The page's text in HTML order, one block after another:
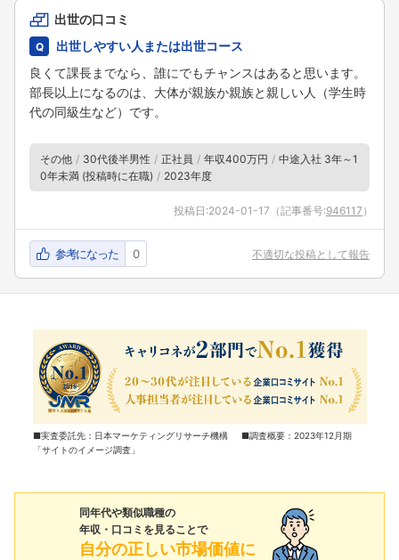
出世の口コミ
出世しやすい人または出世コース
良くて課長までなら、誰にでもチャンスはあると思います。
部長以上になるのは、大体が親族か親族と親しい人（学生時
代の同級生など）です。
その他 30代後半男性 正社員 年収400万円
中途入社 3年～1
0年未満 (投稿時に在職)
2023年度
投稿日:2024-01-17 （記事番号:946117 ）
参考になった 0 不適切な投稿として報告
■実査委託先：日本マーケティングリサーチ機構 ■調査概要：2023年12月期
「サイトのイメージ調査」
同年代や類似職種の
年収・口コミを見ることで
自分の正しい市場価値に